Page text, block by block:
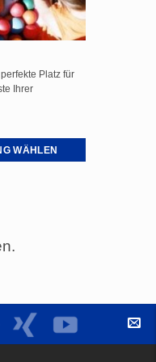
Platz für
Ihrer
WÄHLEN